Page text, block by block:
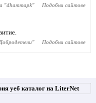
"dhammapk" Подобни сайтове
Добродетели" Подобни сайтове
уеб каталог на LiterNet